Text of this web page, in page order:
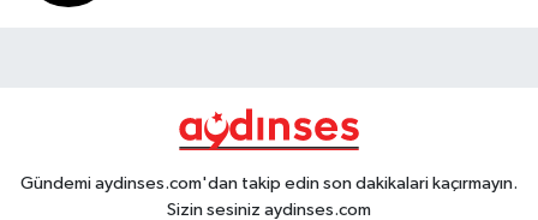
Gündemi aydinses.com'dan takip edin son dakikalari kaçırmayın.
Sizin sesiniz aydinses.com